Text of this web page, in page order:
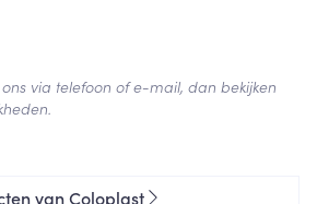
via telefoon of e-mail, dan bekijken
van Coloplast